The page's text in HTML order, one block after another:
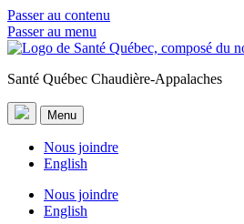
Passer au contenu
Passer au menu
Santé Québec Chaudière-Appalaches
Menu
Nous joindre
English
Nous joindre
English